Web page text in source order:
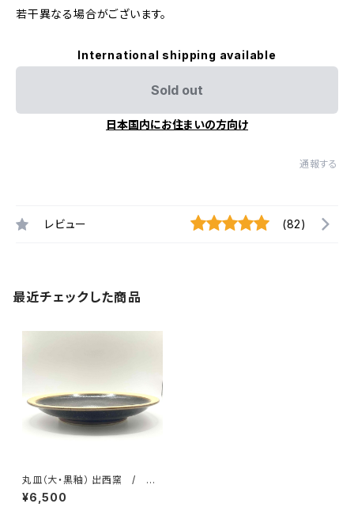
若干異なる場合がございます。
International shipping available
Sold out
日本国内にお住まいの方向け
通報する
レビュー (82)
最近チェックした商品
丸皿（大・黒釉） 出西窯 / 柳
宗理ディレクション出西窯シリー
ズ
¥6,500